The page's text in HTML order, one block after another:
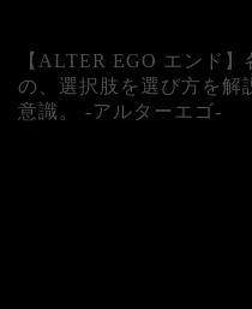
【ALTER EGO エンド
の、選択肢を選び方を解
意識。 -アルターエゴ-